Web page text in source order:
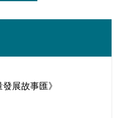
展故事匯》